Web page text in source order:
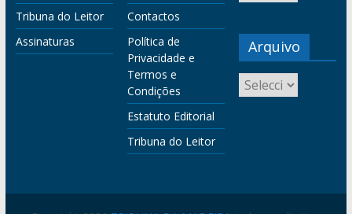
Tribuna do Leitor
Assinaturas
Contactos
Política de
Privacidade e
Termos e
Condições
Estatuto Editorial
Tribuna do Leitor
Arquivo